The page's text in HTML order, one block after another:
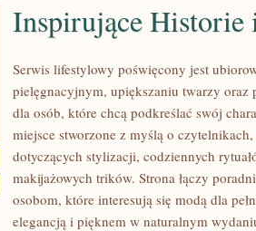
INSPIRUJĄCE
HISTORIE
Inspirujące
Serwis lifestylowy poświęcony jest
pielęgnacyjnym, upiększaniu twarzy oraz
dla osób, które chcą podkreślać swój
miejsce stworzone z myślą o
dotyczących stylizacji, codziennych
makijażowych trików. Strona łączy
osobom, które interesują się modą dla
elegancją i pięknem w naturalnym